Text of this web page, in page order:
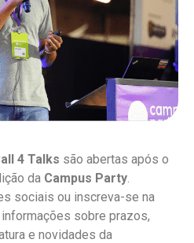
4 Talks são abertas após o
da Campus Party.
sociais ou inscreva-se na
sobre prazos,
e novidades da